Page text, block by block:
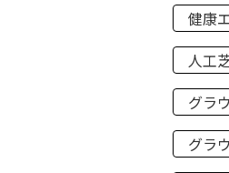
健康
人工
グラ
グラ